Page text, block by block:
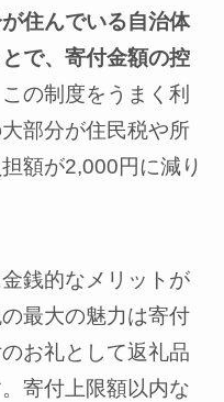
住んでいる自治体
で、寄付金額の控
この制度をうまく利
部分が住民税や所
額が2,000円に減り
銭的なメリットが
最大の魅力は寄付
お礼として返礼品
寄付上限額以内な